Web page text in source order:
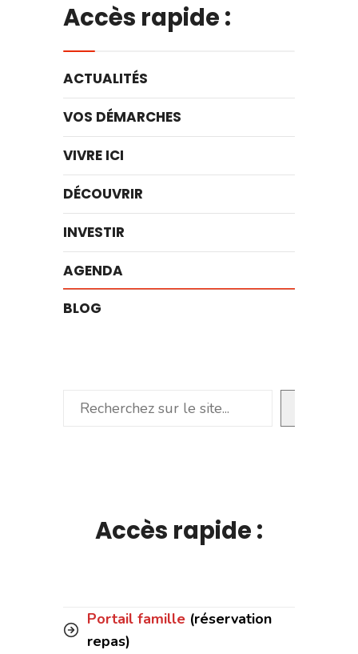
Accès rapide :
ACTUALITÉS
VOS DÉMARCHES
VIVRE ICI
DÉCOUVRIR
INVESTIR
AGENDA
BLOG
Rechercher
Accès rapide :
Portail famille (réservation
repas)